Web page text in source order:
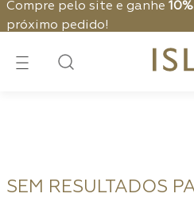
Compre pelo site e ganhe 10%
próximo pedido!
SEM RESULTADOS